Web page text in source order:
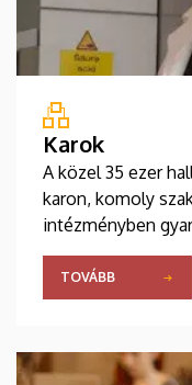
Karok
A közel 35 ezer
karon, komoly
intézményben
TOVÁBB